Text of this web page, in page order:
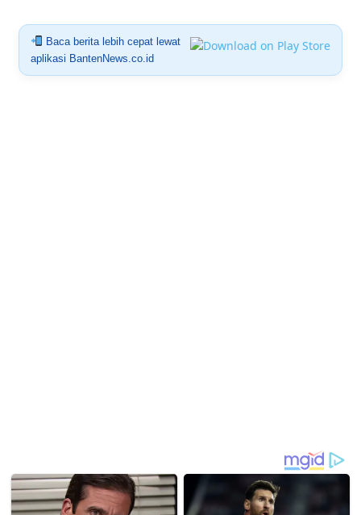
Baca berita lebih cepat lewat
aplikasi BantenNews.co.id